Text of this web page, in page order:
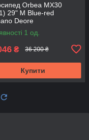
Orbea MX30
29" M Blue-red
Deore
1 од.
₴ 36 200 ₴
Купити